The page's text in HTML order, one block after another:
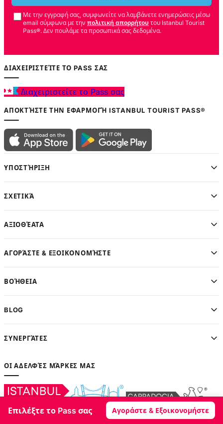
Με την εγγραφή σας, συμφωνείτε να λαμβάνετε ενημερώσεις μέσω
email σύμφωνα με την πολιτική απορρήτου του Istanbul Tourist
Pass®. Δεν πουλάμε τα προσωπικά σας δεδομένα.
ΔΙΑΧΕΙΡΙΣΤΕΊΤΕ ΤΟ PASS ΣΑΣ
Διαχειριστείτε το Pass σας
ΑΠΟΚΤΉΣΤΕ ΤΗΝ ΕΦΑΡΜΟΓΉ ISTANBUL TOURIST PASS®
ΥΠΟΣΤΉΡΙΞΗ
ΣΧΕΤΙΚΆ
ΑΞΙΟΘΈΑΤΑ
ΑΓΟΡΆΣΤΕ & ΕΞΟΙΚΟΝΟΜΉΣΤΕ
ΒΟΉΘΕΙΑ
BLOG
ΣΥΝΕΡΓΆΤΕΣ
ΟΙ ΑΔΕΛΦΈΣ ΜΆΡΚΕΣ ΜΑΣ
Επιλέξτε το Pass σας Αγοράστε & Εξοικονομήστε